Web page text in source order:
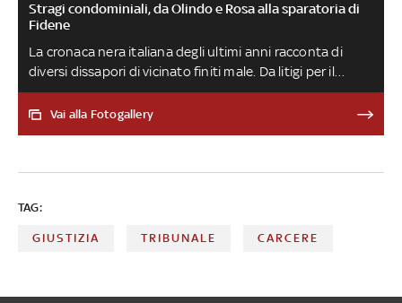
Stragi condominiali, da Olindo e Rosa alla sparatoria di
Fidene
La cronaca nera italiana degli ultimi anni racconta di
diversi dissapori di vicinato finiti male. Da litigi per il
parcheggio a malintesi tra fratelli, ecco alcuni degli
episodi più eclatanti della storia recente
Vai alla Fotogallery
TAG:
GIUSTIZIA TRIBUNALE CARCERE